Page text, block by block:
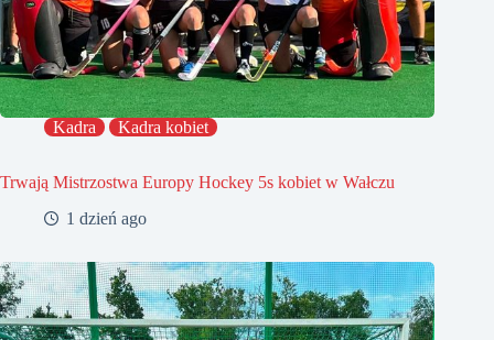
Kadra Kadra kobiet
Trwają Mistrzostwa Europy Hockey 5s kobiet w Wałczu
1 dzień ago